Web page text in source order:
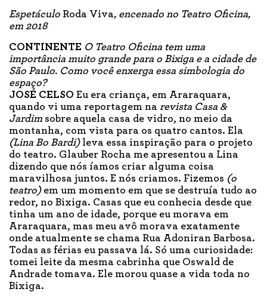
Espetáculo Roda Viva, encenado no Teatro Oficina,
em 2018
CONTINENTE O Teatro Oficina tem uma
importância muito grande para o Bixiga e a cidade de
São Paulo. Como você enxerga essa simbologia do
espaço?
JOSÉ CELSO Eu era criança, em Araraquara,
quando vi uma reportagem na revista Casa &
Jardim sobre aquela casa de vidro, no meio da
montanha, com vista para os quatro cantos. Ela
(Lina Bo Bardi)leva essa inspiração para o projeto
do teatro. Glauber Rocha me apresentou a Lina
dizendo que nós íamos criar alguma coisa
maravilhosa juntos. E nós criamos. Fizemos (o
teatro)em um momento em que se destruía tudo ao
redor, no Bixiga. Casas que eu conhecia desde que
tinha um ano de idade, porque eu morava em
Araraquara, mas meu avô morava exatamente
onde atualmente se chama Rua Adoniran Barbosa.
Todas as férias eu passava lá. Só uma curiosidade:
tomei leite da mesma cabrinha que Oswald de
Andrade tomava. Ele morou quase a vida toda no
Bixiga.